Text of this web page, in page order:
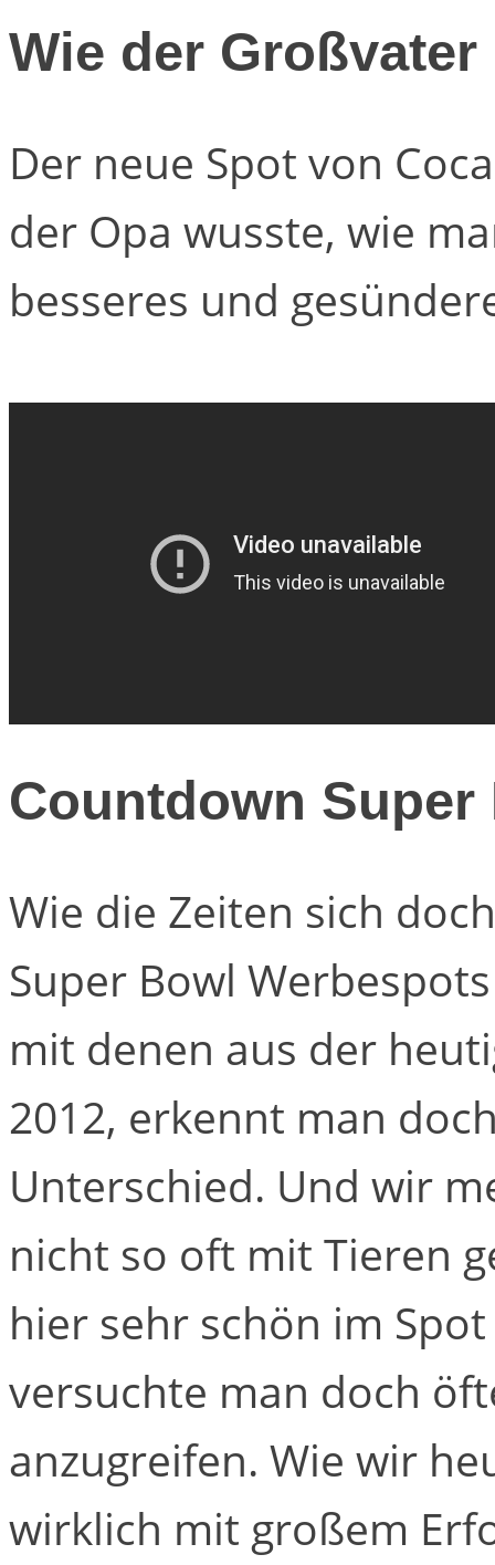
Wie der Großvater
Der neue Spot von
der Opa wusste, wie
besseres und
Countdown Super
Wie die Zeiten sich
Super Bowl
mit denen aus der
2012, erkennt man
Unterschied. Und wir
nicht so oft mit Tieren
hier sehr schön im
versuchte man doch
anzugreifen. Wie wir
wirklich mit großem